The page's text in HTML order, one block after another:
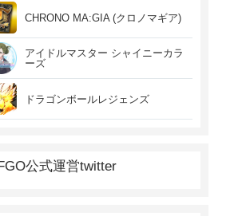
CHRONO MA:GIA (クロノマギア)
アイドルマスター シャイニーカラ
ーズ
ドラゴンボールレジェンズ
公式運営twitter